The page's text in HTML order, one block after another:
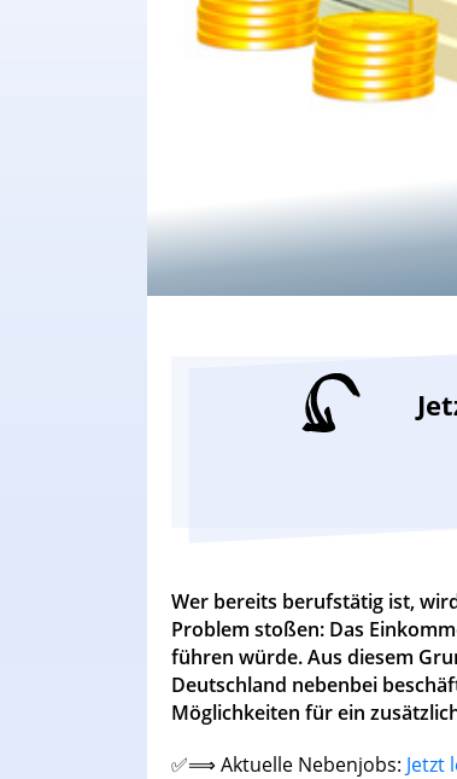
Wer bereits berufstätig ist,
Problem stoßen: Das
führen würde. Aus diesem
Deutschland nebenbei
Möglichkeiten für ein
✅⟹ Aktuelle Nebenjobs: Jetzt